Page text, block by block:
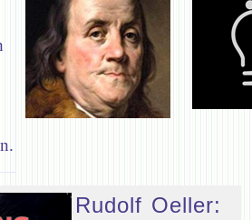
Rudolf Oeller: